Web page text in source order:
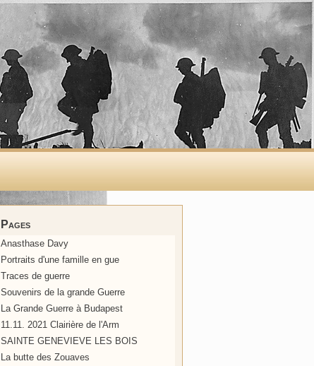
Pages
Anasthase Davy
Portraits d'une famille en gue
Traces de guerre
Souvenirs de la grande Guerre
La Grande Guerre à Budapest
11.11. 2021 Clairière de l'Arm
SAINTE GENEVIEVE LES BOIS
La butte des Zouaves